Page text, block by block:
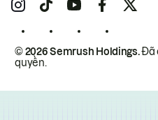
© 2026 Semrush Holdings.Đã
quyền.